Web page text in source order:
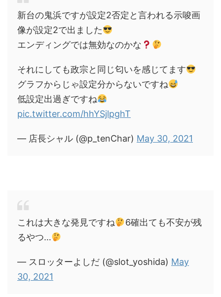
新台の鬼浜ですが設定2否定と言われる示唆画
像が設定2で出ました
エンディングでは無効なのかな
それにしても政宗と同じ匂いを感じてます
グラフからじゃ設定分からないですね
低設定出過ぎですね
pic.twitter.com/hhYSjlpghT
— 店長シャル (@p_tenChar) May 30, 2021
これは大きな発見ですね
6確出ても不安が残
るやつ…
— スロッターよしだ (@slot_yoshida) May
30, 2021